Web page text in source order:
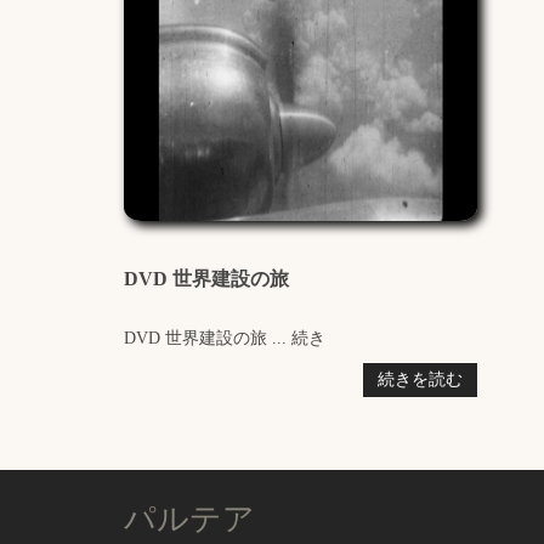
DVD 世界建設の旅
DVD 世界建設の旅 ... 続き
続きを読む
パルテア